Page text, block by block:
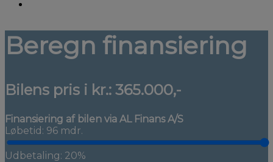
Beregn finansiering
Bilens pris i kr.: 365.000,-
Finansiering af bilen via AL Finans A/S
Løbetid: 96 mdr.
Udbetaling: 20%